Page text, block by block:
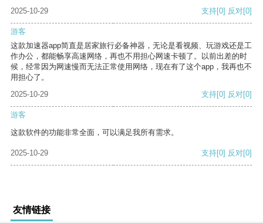
2025-10-29 支持[0] 反对[0]
游客
这款加速器app简直是居家旅行必备神器，无论是看视频、玩游戏还是工
作办公，都能畅享高速网络，再也不用担心网速卡顿了。以前出差的时
候，经常因为网速慢而无法正常使用网络，现在有了这个app，我再也不
用担心了。
2025-10-29
支持[0] 反对[0]
游客
这款软件的功能非常全面，可以满足我所有需求。
2025-10-29 支持[0] 反对[0]
友情链接